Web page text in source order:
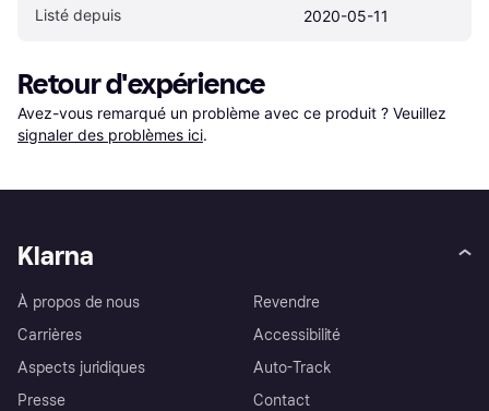
Listé depuis 2020-05-11
Retour d'expérience
Avez-vous remarqué un problème avec ce produit ? Veuillez
signaler des problèmes ici.
Klarna
À propos de nous
Carrières
Aspects juridiques
Presse
Revendre
Accessibilité
Auto-Track
Contact